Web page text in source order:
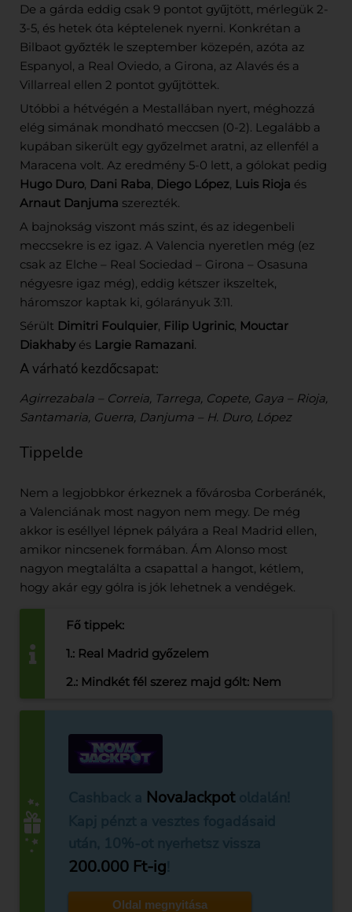
De a gárda eddig csak 9 pontot gyűjtött, mérlegük 2-
3-5, és hetek óta képtelenek nyerni. Konkrétan a
Bilbaot győzték le szeptember közepén, azóta az
Espanyol, a Real Oviedo, a Girona, az Alavés és a
Villarreal ellen 2 pontot gyűjtöttek.
Utóbbi a hétvégén a Mestallában nyert, méghozzá
elég simának mondható meccsen (0-2). Legalább a
kupában sikerült egy győzelmet aratni, az ellenfél a
Maracena volt. Az eredmény 5-0 lett, a gólokat pedig
Hugo Duro, Dani Raba, Diego López, Luis Rioja és
Arnaut Danjuma szerezték.
A bajnokság viszont más szint, és az idegenbeli
meccsekre is ez igaz. A Valencia nyeretlen még (ez
csak az Elche – Real Sociedad – Girona – Osasuna
négyesre igaz még), eddig kétszer ikszeltek,
háromszor kaptak ki, gólarányuk 3:11.
Sérült Dimitri Foulquier, Filip Ugrinic, Mouctar
Diakhabyés Largie Ramazani.
A várható kezdőcsapat:
Agirrezabala – Correia, Tarrega, Copete, Gaya – Rioja,
Santamaria, Guerra, Danjuma – H. Duro, López
Tippelde
Nem a legjobbkor érkeznek a fővárosba Corberánék,
a Valenciának most nagyon nem megy. De még
akkor is eséllyel lépnek pályára a Real Madrid ellen,
amikor nincsenek formában. Ám Alonso most
nagyon megtalálta a csapattal a hangot, kétlem,
hogy akár egy gólra is jók lehetnek a vendégek.
Fő tippek:
1.: Real Madrid győzelem
2.: Mindkét fél szerez majd gólt: Nem
NovaJackpotoldalán!
200.000 Ft-ig
Oldal megnyitása